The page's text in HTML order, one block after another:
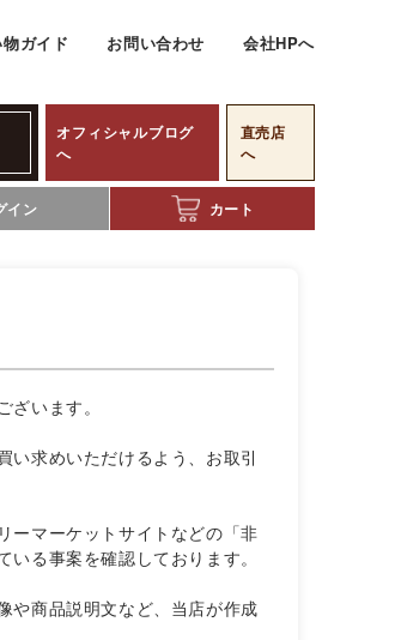
ガイド お問い合わせ 会社HPへ
オフィシャルブログ
へ
直売店
へ
イン カート
います。
い求めいただけるよう、お取引
ーマーケットサイトなどの「非
る事案を確認しております。
や商品説明文など、当店が作成